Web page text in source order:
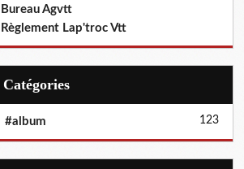
Bureau Agvtt
Règlement Lap'troc Vtt
Catégories
#album 123